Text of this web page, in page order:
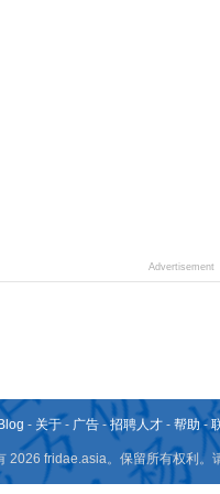
Advertisement
Blog - 关于 - 广告 -招聘人才 - 帮助-
2026 fridae.asia。保留所有权利。